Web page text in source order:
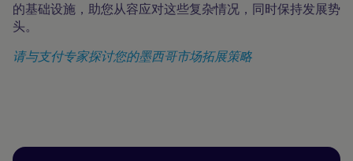
的基础设施，助您从容应对这些复杂情况，同时保持发展势
头。
请与支付专家探讨您的墨西哥市场拓展策略